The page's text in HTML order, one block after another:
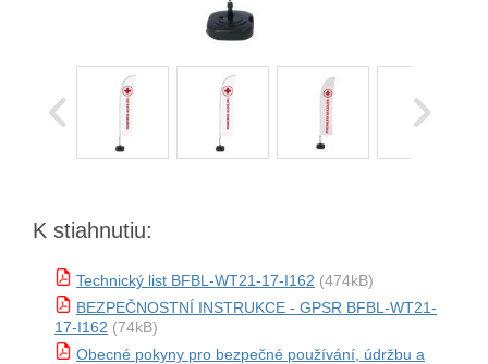
K stiahnutiu:
Technický list BFBL-WT21-17-I162 (474kB)
BEZPEČNOSTNÍ INSTRUKCE - GPSR BFBL-WT21-
17-I162 (74kB)
Obecné pokyny pro bezpečné používání, údržbu a